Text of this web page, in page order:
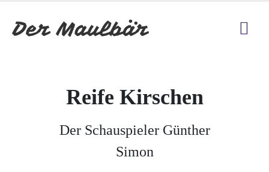
Reife Kirschen
Der Schauspieler Günther
Simon